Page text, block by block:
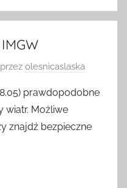
przez olesnicaslaska
prawdopodobne
wiatr. Możliwe
znajdź bezpieczne